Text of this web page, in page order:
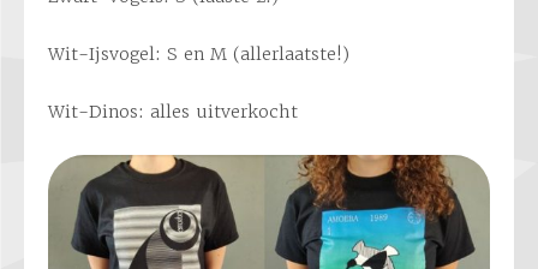
Wit-Ijsvogel: S en M (allerlaatste!)
Wit-Dinos: alles uitverkocht